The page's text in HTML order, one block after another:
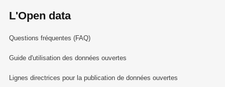
L'Open data
Questions fréquentes (FAQ)
Guide d'utilisation des données ouvertes
Lignes directrices pour la publication de données ouvertes